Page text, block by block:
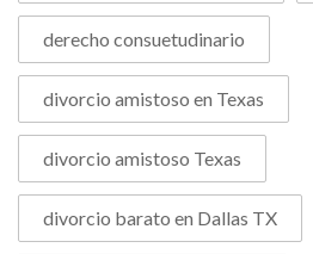
derecho consuetudinario
divorcio amistoso en Texas
divorcio amistoso Texas
divorcio barato en Dallas TX